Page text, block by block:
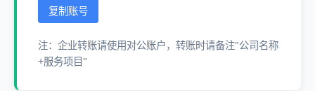
复制账号
注：企业转账请使用对公账户，转账时请备注"公司名称
+服务项目"